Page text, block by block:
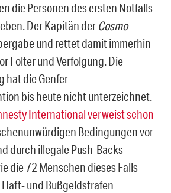
die Personen des ersten Notfalls
Der Kapitän der Cosmo
und rettet damit immerhin
Folter und Verfolgung. Die
hat die Genfer
bis heute nicht unterzeichnet.
International verweist schon
Bedingungen vor
durch illegale Push-Backs
die 72 Menschen dieses Falls
und Bußgeldstrafen